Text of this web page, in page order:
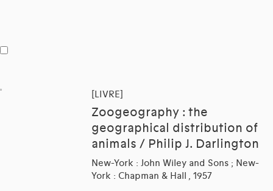
[LIVRE]
Zoogeography : the
geographical distribution of
animals / Philip J. Darlington
New-York : John Wiley and Sons ; New-
York : Chapman & Hall , 1957